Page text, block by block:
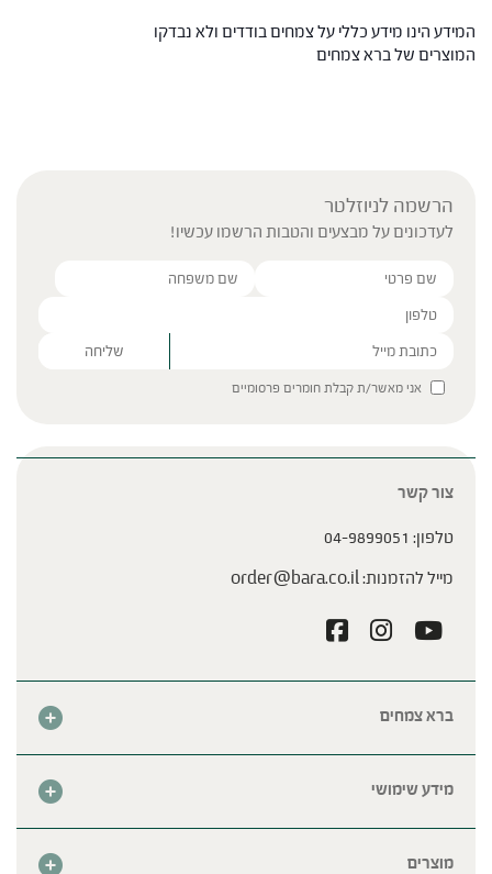
המידע הינו מידע כללי על צמחים בודדים ולא נבדקו
המוצרים של ברא צמחים
הרשמה לניוזלטר
לעדכונים על מבצעים והטבות הרשמו עכשיו!
Please leave this field empty.
אני מאשר/ת קבלת חומרים פרסומיים
ברא צמחים
מרכזי ברא
מידע שימושי
מוצרים
צור קשר
טלפון: 04-9899051
מייל להזמנות:order@bara.co.il